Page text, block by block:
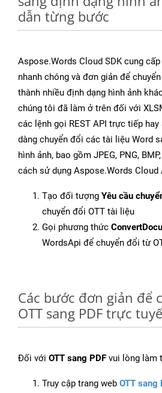
dẫn từng bước
Aspose.Words Cloud SDK cung
nhanh chóng và đơn giản để
thành nhiều định dạng hình ảnh
chúng tôi đã làm ở trên đối với
các lệnh gọi REST API trực tiếp hay
dàng chuyển đổi các tài liệu Word
hình ảnh, bao gồm JPEG, PNG,
cách sử dụng Aspose.Words Cloud
Tạo đối tượng Yêu cầu
chuyển đổi OTT tài liệu
Gọi phương thức
WordsApi để chuyển đổi từ
Các bước đơn giản để
OTT sang PDF trực
Đối với OTT sang PDF vui lòng làm
Truy cập trang web OTT sang